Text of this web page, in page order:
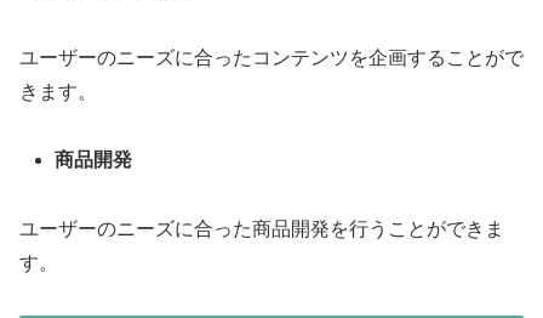
ユーザーのニーズに合ったコンテンツを企画することがで
きます。
商品開発
ユーザーのニーズに合った商品開発を行うことができま
す。